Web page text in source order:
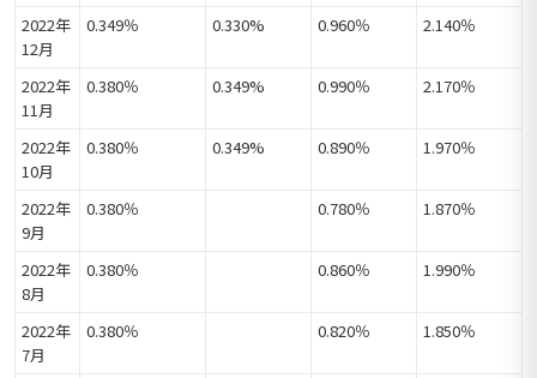
2022年
12月
0.349％ 0.330% 0.960％ 2.140％
2022年
11月
0.380％ 0.349% 0.990％ 2.170％
2022年
10月
0.380％ 0.349% 0.890％ 1.970％
2022年
9月
0.380％ 0.780％ 1.870％
2022年
8月
0.380％ 0.860％ 1.990％
2022年
7月
0.380％ 0.820％ 1.850％